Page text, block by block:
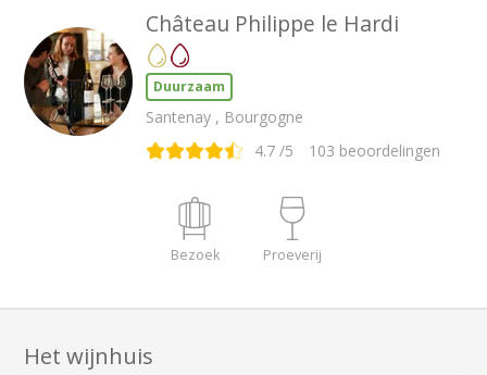
Château Philippe le Hardi
Duurzaam
Santenay , Bourgogne
4.7 /5 103 beoordelingen
Bezoek Proeverij
Het wijnhuis